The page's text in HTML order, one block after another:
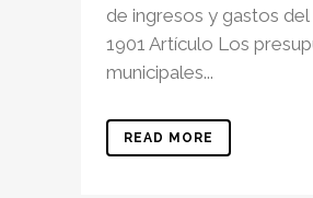
de ingresos y gastos del
1901 Artículo Los
municipales...
READ MORE